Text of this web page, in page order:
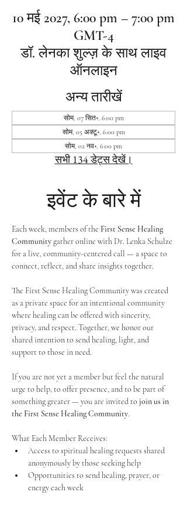
10 मई 2027, 6:00 pm – 7:00 pm
GMT-4
डॉ. लेनका शुल्ज़ के साथ लाइव
ऑनलाइन
अन्य तारीखें
सोम, 07 सित॰, 6:00 pm
सोम, 05 अक्टू॰, 6:00 pm
सोम, 02 नव॰, 6:00 pm
सभी 134 डेट्स देखें।
इवेंट के बारे में
Each week, members of the First Sense Healing
Community gather online with Dr. Lenka Schulze
for a live, community-centered call — a space to
connect, reflect, and share insights together.
The First Sense Healing Community was created
as a private space for an intentional community
where healing can be offered with sincerity,
privacy, and respect. Together, we honor our
shared intention to send healing, light, and
support to those in need.
If you are not yet a member but feel the natural
urge to help, to offer presence, and to be part of
something greater — you are invited to join us in
the First Sense Healing Community.
What Each Member Receives:
Access to spiritual healing requests shared
anonymously by those seeking help
Opportunities to send healing, prayer, or
energy each week